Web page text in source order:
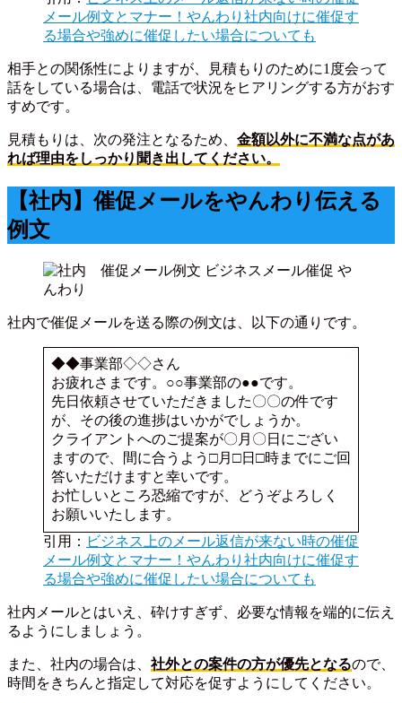
メール例文とマナー！やんわり社内向けに催促す
る場合や強めに催促したい場合についても
相手との関係性によりますが、見積もりのために1度会って
話をしている場合は、電話で状況をヒアリングする方がおす
すめです。
見積もりは、次の発注となるため、 金額以外に不満な点があ
れば理由をしっかり聞き出してください。
【社内】催促メールをやんわり伝える
例文
社内で催促メールを送る際の例文は、以下の通りです。
◆◆事業部◇◇さん
お疲れさまです。○○事業部の●●です。
先日依頼させていただきました〇〇の件です
が、その後の進捗はいかがでしょうか。
クライアントへのご提案が〇月〇日にござい
ますので、間に合うよう□月□日□時までにご回
答いただけますと幸いです。
お忙しいところ恐縮ですが、どうぞよろしく
お願いいたします。
引用： ビジネス上のメール返信が来ない時の催促
メール例文とマナー！やんわり社内向けに催促す
る場合や強めに催促したい場合についても
社内メールとはいえ、砕けすぎず、必要な情報を端的に伝え
るようにしましょう。
また、社内の場合は、 社外との案件の方が優先となるので、
時間をきちんと指定して対応を促すようにしてください。